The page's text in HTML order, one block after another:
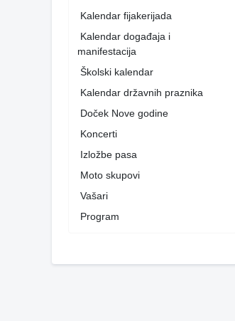
Kalendar fijakerijada
Kalendar događaja i
manifestacija
Školski kalendar
Kalendar državnih praznika
Doček Nove godine
Koncerti
Izložbe pasa
Moto skupovi
Vašari
Program